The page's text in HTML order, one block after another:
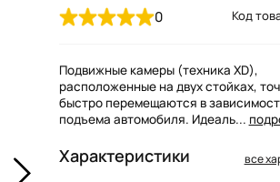
0 Код
Подвижные камеры (техника XD),
расположенные на двух стойках,
быстро перемещаются в
подъема автомобиля. Идеаль...
Характеристики все